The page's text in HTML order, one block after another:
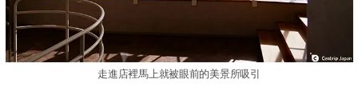
走進店裡馬上就被眼前的美景所吸引